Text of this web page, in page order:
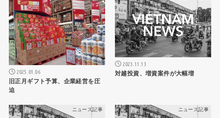
2025.01.06
旧正月ギフト予算、企業経営を圧
迫
2023.11.13
対越投資、増資案件が大幅増
ニュース記事 ニュース記事